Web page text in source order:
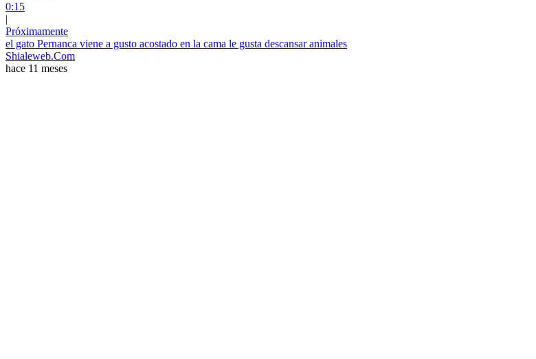
0:15
|
Próximamente
el gato Pernanca viene a gusto acostado en la cama le gusta descansar animales
Shialeweb.Com
hace 11 meses